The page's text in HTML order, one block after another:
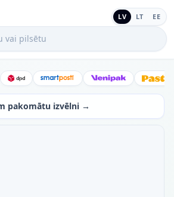
LV LT EE
pilsētu
DPD SmartPostiVenipak
pakomātu izvēlni →